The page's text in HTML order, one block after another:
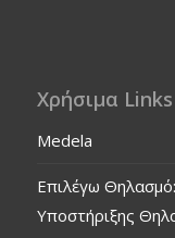
Χρήσιμα Links
Medela
Επιλέγω
Υποστήριξης